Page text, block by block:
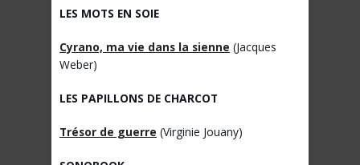
LES MOTS EN SOIE
Cyrano, ma vie dans la sienne (Jacques
Weber)
LES PAPILLONS DE CHARCOT
Trésor de guerre (Virginie Jouany)